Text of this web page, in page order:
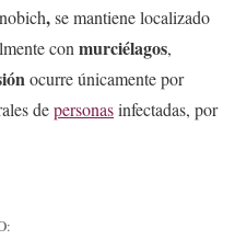
,se mantiene localizado
con murciélagos,
ocurre únicamente por
depersonasinfectadas, por